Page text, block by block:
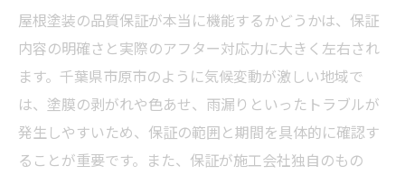
信頼できる屋根塗装保証の見極め方ガイド
屋根塗装保証の信頼性をチェックする重要
な基準
保証書の内容で確認すべき屋根塗装の注意
点
施工会社の対応力が屋根塗装保証に与える
屋根塗装の品質保証が本当に機能するかどうかは、保証
内容の明確さと実際のアフター対応力に大きく左右され
ます。千葉県市原市のように気候変動が激しい地域で
は、塗膜の剥がれや色あせ、雨漏りといったトラブルが
発生しやすいため、保証の範囲と期間を具体的に確認す
ることが重要です。また、保証が施工会社独自のもの